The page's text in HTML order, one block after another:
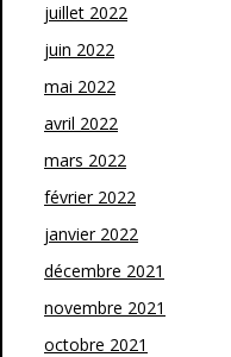
juillet 2022
juin 2022
mai 2022
avril 2022
mars 2022
février 2022
janvier 2022
décembre 2021
novembre 2021
octobre 2021